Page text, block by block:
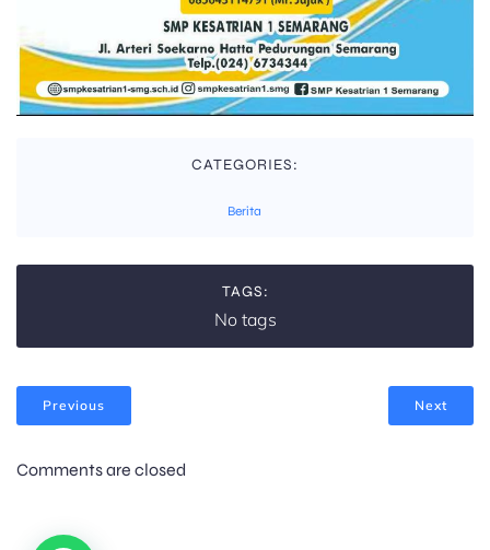
CATEGORIES:
Berita
TAGS:
No tags
Previous Next
Comments are closed